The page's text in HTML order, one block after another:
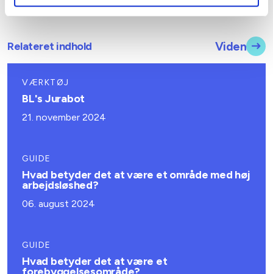
Relateret indhold Viden
VÆRKTØJ
BL's Jurabot
21. november 2024
GUIDE
Hvad betyder det at være et område med høj
arbejdsløshed?
06. august 2024
GUIDE
Hvad betyder det at være et